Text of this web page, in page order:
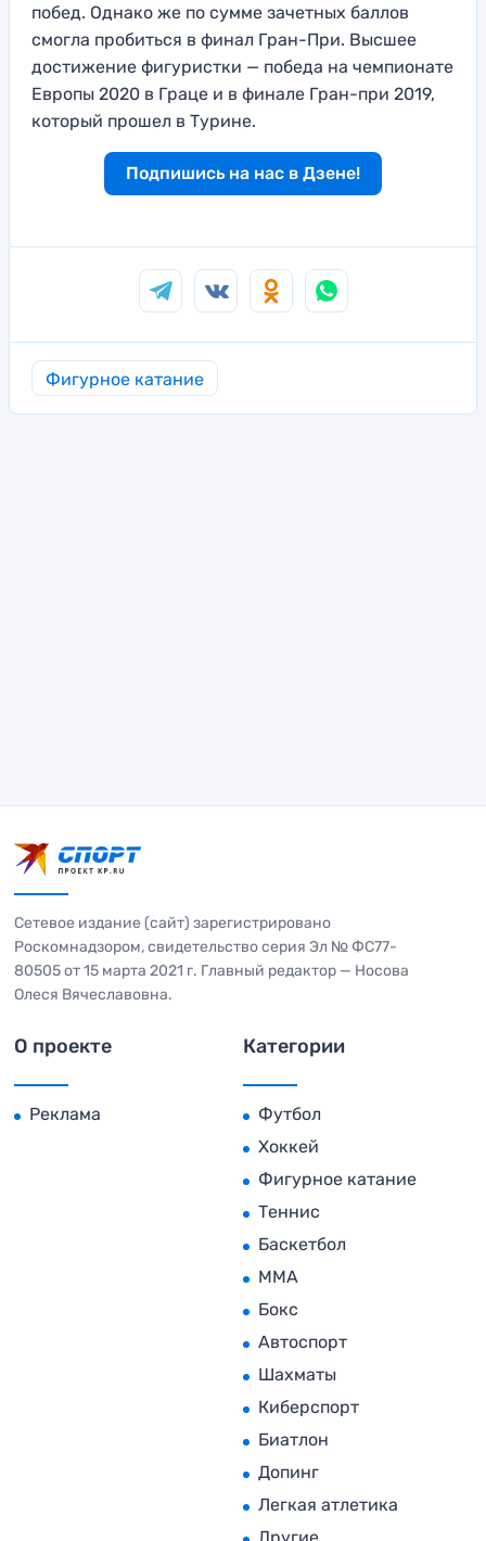
побед. Однако же по сумме зачетных баллов
смогла пробиться в финал Гран-При. Высшее
достижение фигуристки — победа на чемпионате
Европы 2020 в Граце и в финале Гран-при 2019,
который прошел в Турине.
Подпишись на нас в Дзене!
Фигурное катание
Сетевое издание (сайт) зарегистрировано
Роскомнадзором, свидетельство серия Эл № ФС77-
80505 от 15 марта 2021 г. Главный редактор — Носова
Олеся Вячеславовна.
О проекте
Реклама
Категории
Футбол
Хоккей
Фигурное катание
Теннис
Баскетбол
MMA
Бокс
Автоспорт
Шахматы
Киберспорт
Биатлон
Допинг
Легкая атлетика